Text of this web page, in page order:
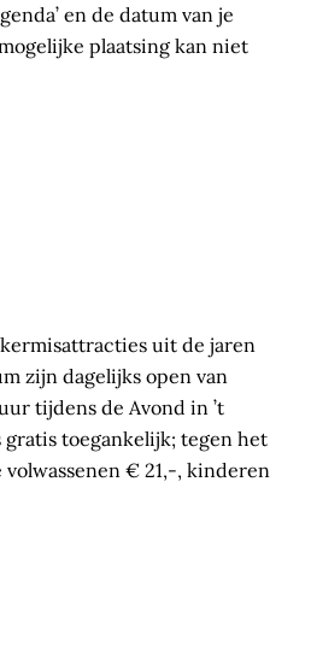
en de datum van je
plaatsing kan niet
uit de jaren
zijn dagelijks open van
tijdens de Avond in ’t
toegankelijk; tegen het
€ 21,-, kinderen